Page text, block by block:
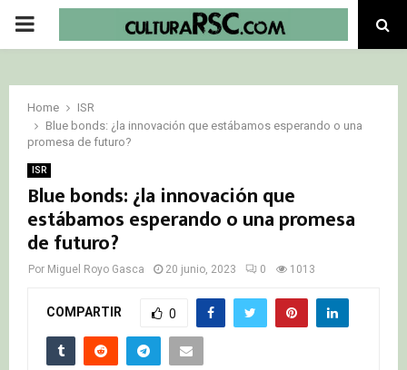
PRIMARY
Home
ISR
Blue bonds: ¿la innovación que estábamos esperando o una
promesa de futuro?
ISR
Blue bonds: ¿la innovación que
estábamos esperando o una promesa
de futuro?
Por Miguel Royo Gasca 20 junio, 2023 0 1013
COMPARTIR 0